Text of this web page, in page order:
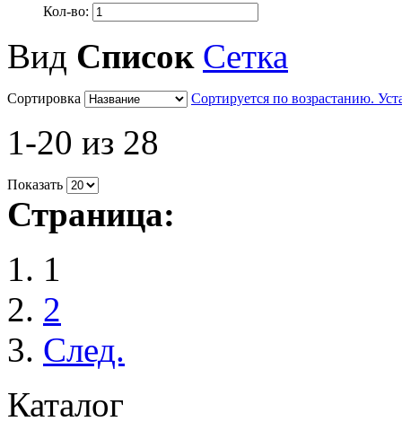
Кол-во:
Вид Список Сетка
Сортировка Сортируется по возрастанию.
1-20 из 28
Показать
Страница:
1
2
След.
Каталог